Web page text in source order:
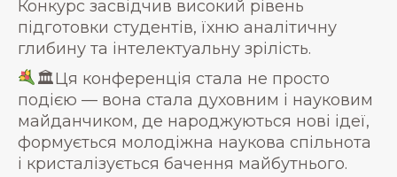
Конкурс засвідчив високий рівень
підготовки студентів, їхню аналітичну
глибину та інтелектуальну зрілість.
🏛Ця конференція стала не просто
подією — вона стала духовним і науковим
майданчиком, де народжуються нові ідеї,
формується молодіжна наукова спільнота
і кристалізується бачення майбутнього.